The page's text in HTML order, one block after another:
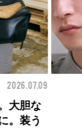
2026.07.09
。夏の